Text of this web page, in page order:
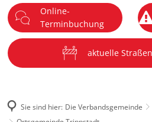
Menü
Online-
Terminbuchung
aktuelle
Sie sind hier: Die Verbandsgemeinde